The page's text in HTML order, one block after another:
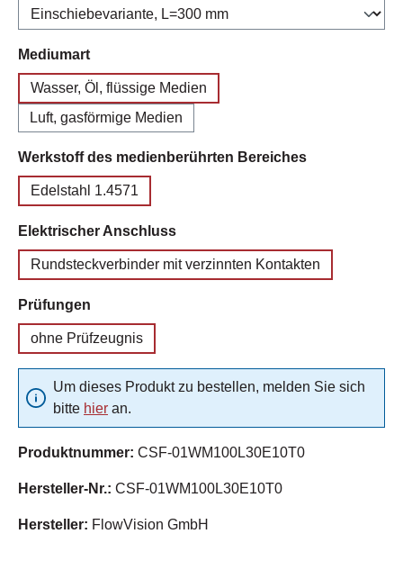
Mediumartauswählen
Wasser, Öl, flüssige Medien
Luft, gasförmige Medien
Werkstoff des medienberührten Bereichesauswählen
Edelstahl 1.4571
Elektrischer Anschlussauswählen
Rundsteckverbinder mit verzinnten Kontakten
Prüfungen
ohne Prüfzeugnis
Um dieses Produkt zu bestellen, melden Sie sich
bitte hier an.
Produktnummer: CSF-01WM100L30E10T0
Hersteller-Nr.: CSF-01WM100L30E10T0
Hersteller: FlowVision GmbH